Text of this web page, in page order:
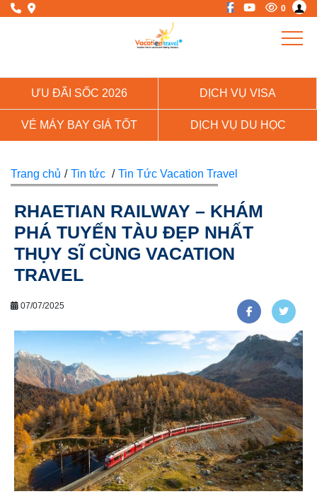
0
ƯU ĐÃI SỐC 2026 DỊCH VỤ VISA
VÉ MÁY BAY GIÁ TỐT DỊCH VỤ DU HỌC
Trang chủ / Tin tức / Tin Tức Vacation Travel
RHAETIAN RAILWAY – KHÁM
PHÁ TUYẾN TÀU ĐẸP NHẤT
THỤY SĨ CÙNG VACATION
TRAVEL
07/07/2025